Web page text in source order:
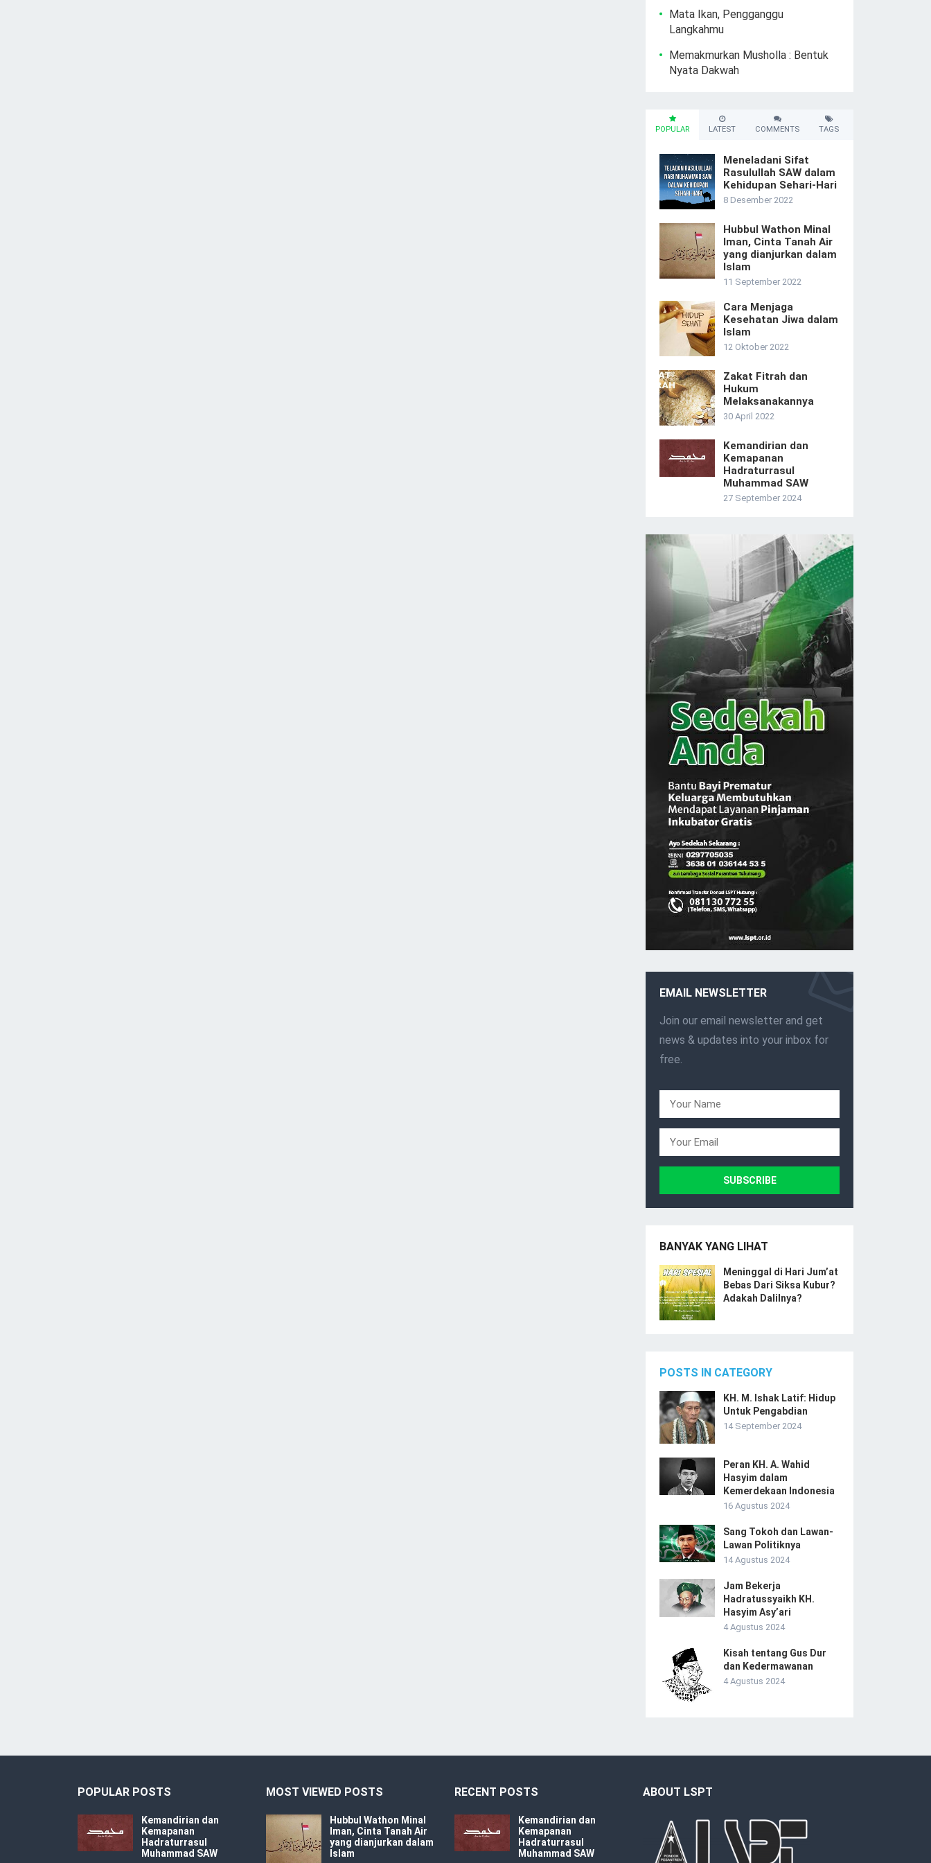
Mata Ikan, Pengganggu
Langkahmu
Memakmurkan Musholla : Bentuk
Nyata Dakwah
POPULAR LATEST COMMENTS TAGS
Meneladani Sifat
Rasulullah SAW dalam
Kehidupan Sehari-Hari
8 Desember 2022
Hubbul Wathon Minal
Iman, Cinta Tanah Air
yang dianjurkan dalam
Islam
11 September 2022
Cara Menjaga
Kesehatan Jiwa dalam
Islam
12 Oktober 2022
Zakat Fitrah dan
Hukum
Melaksanakannya
30 April 2022
Kemandirian dan
Kemapanan
Hadraturrasul
Muhammad SAW
27 September 2024
EMAIL NEWSLETTER
Join our email newsletter and get
news & updates into your inbox for
free.
BANYAK YANG LIHAT
Meninggal di Hari Jum’at
Bebas Dari Siksa Kubur?
Adakah Dalilnya?
POSTS IN CATEGORY
KH. M. Ishak Latif: Hidup
Untuk Pengabdian
14 September 2024
Peran KH. A. Wahid
Hasyim dalam
Kemerdekaan Indonesia
16 Agustus 2024
Sang Tokoh dan Lawan-
Lawan Politiknya
14 Agustus 2024
Jam Bekerja
Hadratussyaikh KH.
Hasyim Asy’ari
4 Agustus 2024
Kisah tentang Gus Dur
dan Kedermawanan
4 Agustus 2024
POPULAR POSTS
Kemandirian dan
Kemapanan
Hadraturrasul
Muhammad SAW
MOST VIEWED POSTS
Hubbul Wathon Minal
Iman, Cinta Tanah Air
yang dianjurkan dalam
Islam
RECENT POSTS
Kemandirian dan
Kemapanan
Hadraturrasul
Muhammad SAW
ABOUT LSPT